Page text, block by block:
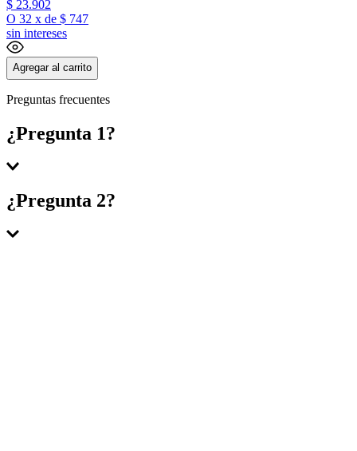
$ 23.902
O 32 x de $ 747
sin intereses
Agregar al carrito
Preguntas frecuentes
¿Pregunta 1?
Respuesta 1
¿Pregunta 2?